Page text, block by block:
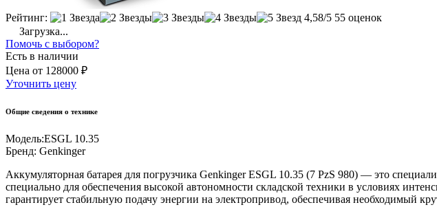
Рейтинг: 4,58/5 55 оценок
Загрузка...
Помочь с выбором?
Есть в наличии
Цена от 128000 ₽
Уточнить цену
Общие сведения о технике
Модель:ESGL 10.35
Бренд: Genkinger
Аккумуляторная батарея для погрузчика Genkinger ESGL 10.35 (7 PzS 980) — это
специально для обеспечения высокой автономности складской техники в условиях
гарантирует стабильную подачу энергии на электропривод, обеспечивая необходимый